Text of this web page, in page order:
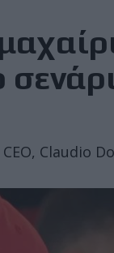
Claudio